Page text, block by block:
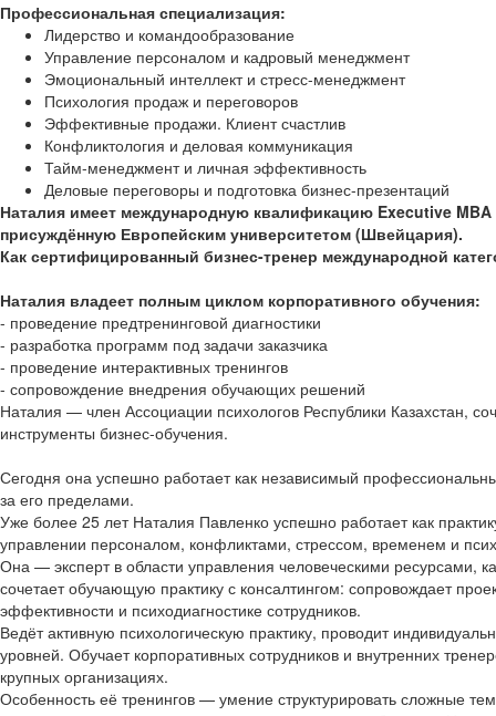
Профессиональная специализация:
Лидерство и командообразование
Управление персоналом и кадровый менеджмент
Эмоциональный интеллект и стресс-менеджмент
Психология продаж и переговоров
Эффективные продажи. Клиент счастлив
Конфликтология и деловая коммуникация
Тайм-менеджмент и личная эффективность
Деловые переговоры и подготовка бизнес-презентаций
Наталия имеет международную квалификацию Executive
присуждённую Европейским университетом (Швейцария).
Как сертифицированный бизнес-тренер международной
Наталия владеет полным циклом корпоративного обучения:
- проведение предтренинговой диагностики
- разработка программ под задачи заказчика
- проведение интерактивных тренингов
- сопровождение внедрения обучающих решений
Наталия — член Ассоциации психологов Республики Казахстан,
инструменты бизнес-обучения.
Сегодня она успешно работает как независимый
за его пределами.
Уже более 25 лет Наталия Павленко успешно работает как
управлении персоналом, конфликтами, стрессом, временем и
Она — эксперт в области управления человеческими ресурсами,
сочетает обучающую практику с консалтингом: сопровождает
эффективности и психодиагностике сотрудников.
Ведёт активную психологическую практику, проводит
уровней. Обучает корпоративных сотрудников и внутренних
крупных организациях.
Особенность её тренингов — умение структурировать сложные